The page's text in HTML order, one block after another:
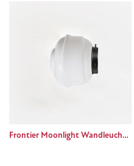
Frontier Moonlight Wandleuchte Basic black